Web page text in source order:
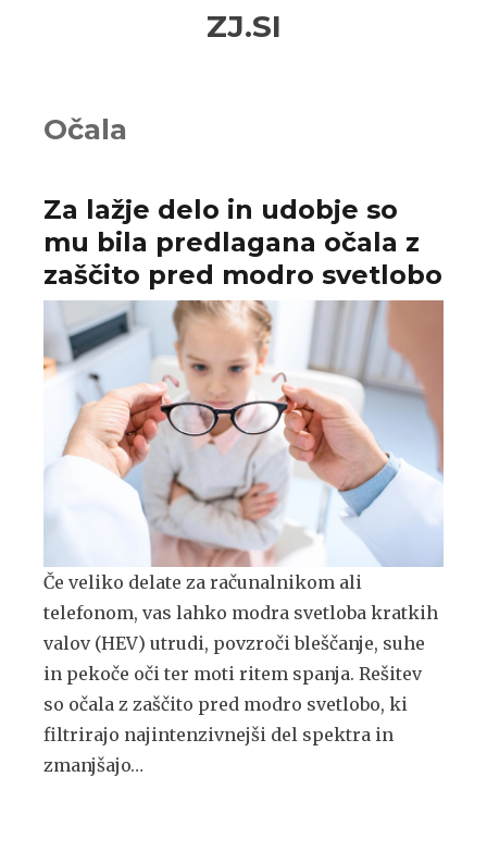
ZJ.SI
Očala
Za lažje delo in udobje so
mu bila predlagana očala z
zaščito pred modro svetlobo
Če veliko delate za računalnikom ali
telefonom, vas lahko modra svetloba kratkih
valov (HEV) utrudi, povzroči bleščanje, suhe
in pekoče oči ter moti ritem spanja. Rešitev
so očala z zaščito pred modro svetlobo, ki
filtrirajo najintenzivnejši del spektra in
zmanjšajo…